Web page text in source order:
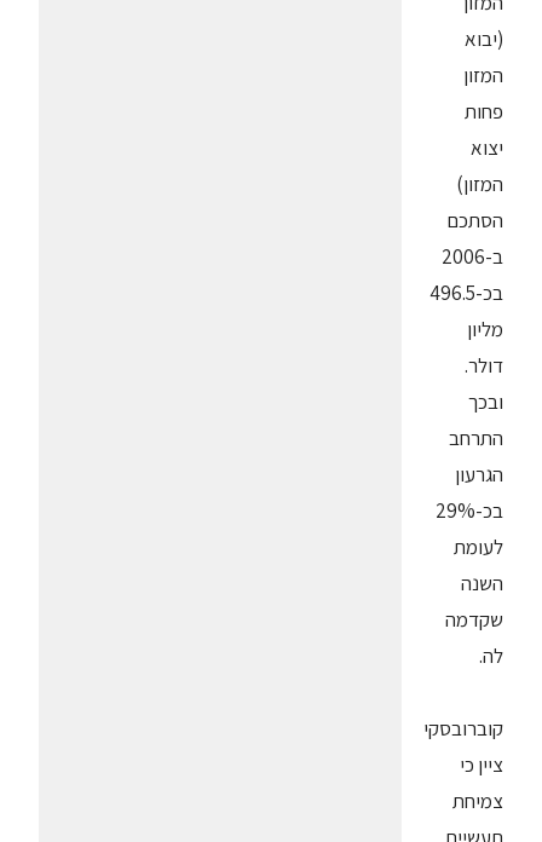
(יבוא
המזון
פחות
יצוא
המזון)
הסתכם
ב-2006
בכ-496.5
מליון
דולר.
ובכך
התרחב
הגרעון
בכ-29%
לעומת
השנה
שקדמה
לה.
קוברובסקי
ציין כי
צמיחת